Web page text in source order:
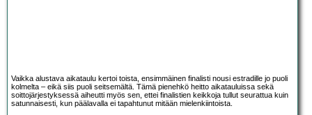
Vaikka alustava aikataulu kertoi toista, ensimmäinen finalisti nousi estradille jo puoli
kolmelta – eikä siis puoli seitsemältä. Tämä pienehkö heitto aikatauluissa sekä
soittojärjestyksessä aiheutti myös sen, ettei finalistien keikkoja tullut seurattua kuin
satunnaisesti, kun päälavalla ei tapahtunut mitään mielenkiintoista.